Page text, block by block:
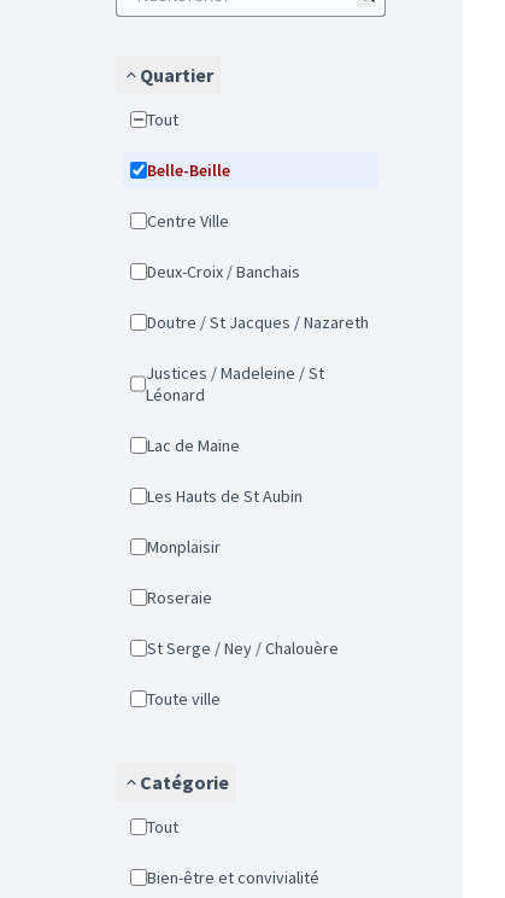
Quartier
Tout
Belle-Beille
Centre Ville
Deux-Croix / Banchais
Doutre / St Jacques / Nazareth
Justices / Madeleine / St
Léonard
Lac de Maine
Les Hauts de St Aubin
Monplaisir
Roseraie
St Serge / Ney / Chalouère
Toute ville
Catégorie
Tout
Bien-être et convivialité